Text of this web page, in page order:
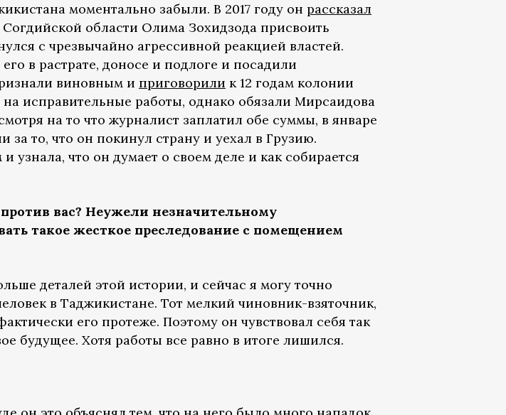
моментально забыли. В 2017 году он рассказал
области Олима Зохидзода присвоить
с чрезвычайно агрессивной реакцией властей.
в растрате, доносе и подлоге и посадили
виновным и приговорили к 12 годам колонии
исправительные работы, однако обязали Мирсаидова
на то что журналист заплатил обе суммы, в январе
за то, что он покинул страну и уехал в Грузию.
что он думает о своем деле и как собирается
вас? Неужели незначительному
такое жесткое преследование с помещением
деталей этой истории, и сейчас я могу точно
в Таджикистане. Тот мелкий чиновник-взяточник,
его протеже. Поэтому он чувствовал себя так
будущее. Хотя работы все равно в итоге лишился.